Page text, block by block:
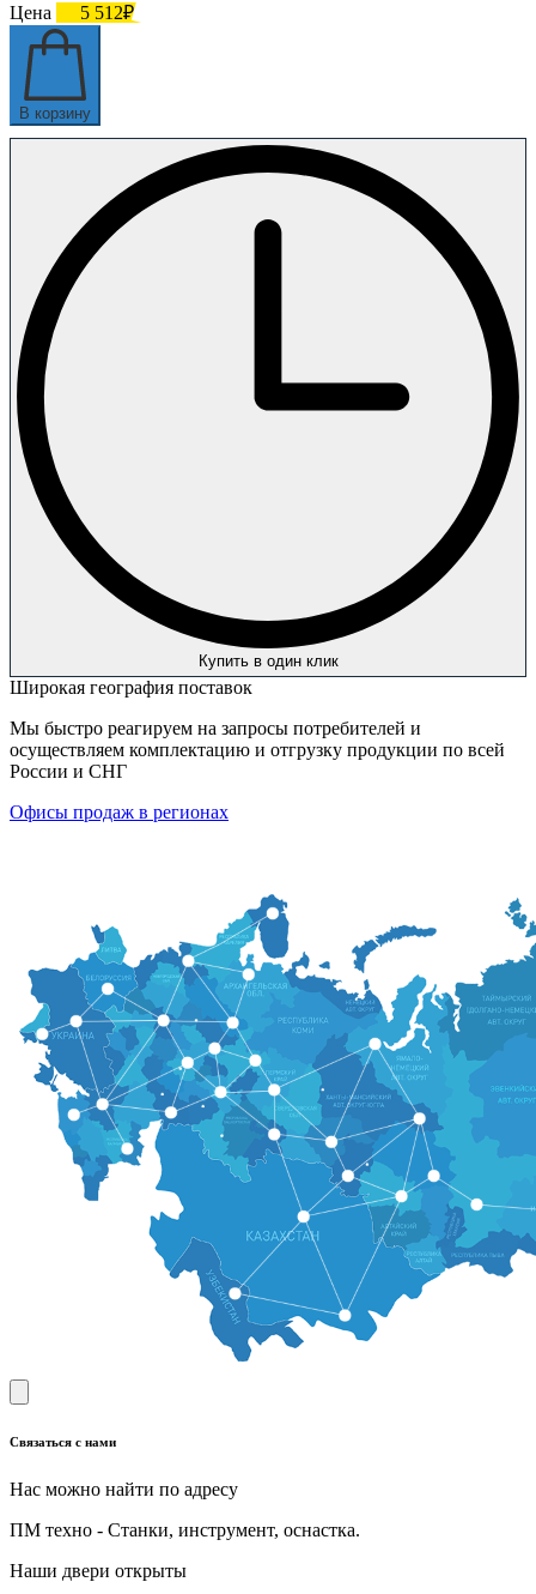
Цена 5 512₽
В корзину
Купить в один клик
Широкая география поставок
Мы быстро реагируем на запросы потребителей и
осуществляем комплектацию и отгрузку продукции по всей
России и СНГ
Офисы продаж в регионах
Связаться с нами
Нас можно найти по адресу
ПМ техно - Станки, инструмент, оснастка.
Наши двери открыты